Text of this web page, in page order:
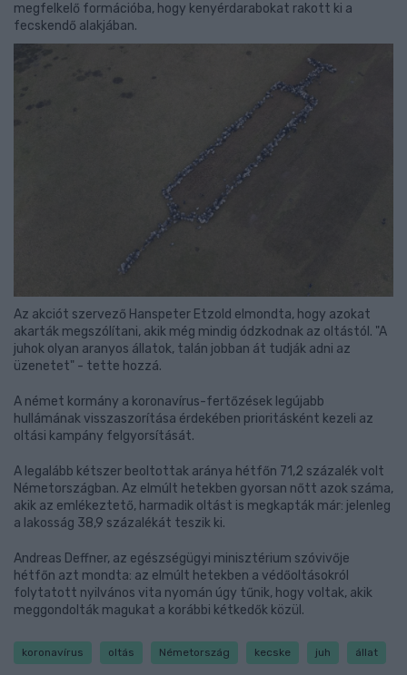
megfelkelő formációba, hogy kenyérdarabokat rakott ki a
fecskendő alakjában.
Az akciót szervező Hanspeter Etzold elmondta, hogy azokat
akarták megszólítani, akik még mindig ódzkodnak az oltástól. "A
juhok olyan aranyos állatok, talán jobban át tudják adni az
üzenetet" - tette hozzá.
A német kormány a koronavírus-fertőzések legújabb
hullámának visszaszorítása érdekében prioritásként kezeli az
oltási kampány felgyorsítását.
A legalább kétszer beoltottak aránya hétfőn 71,2 százalék volt
Németországban. Az elmúlt hetekben gyorsan nőtt azok száma,
akik az emlékeztető, harmadik oltást is megkapták már: jelenleg
a lakosság 38,9 százalékát teszik ki.
Andreas Deffner, az egészségügyi minisztérium szóvivője
hétfőn azt mondta: az elmúlt hetekben a védőoltásokról
folytatott nyilvános vita nyomán úgy tűnik, hogy voltak, akik
meggondolták magukat a korábbi kétkedők közül.
koronavírus oltás Németország kecske juh állat